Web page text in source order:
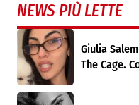
NEWS PIÙ LETTE
Giulia
The Cage.